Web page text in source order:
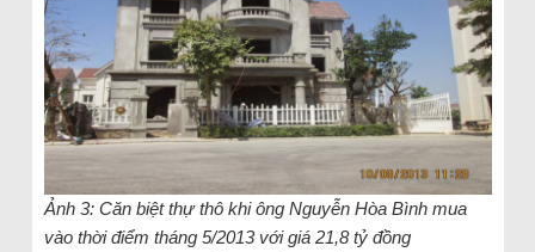
Ảnh 3: Căn biệt thự thô khi ông Nguyễn Hòa Bình mua
vào thời điểm tháng 5/2013 với giá 21,8 tỷ đồng